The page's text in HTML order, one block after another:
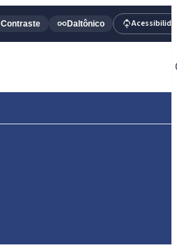
Contraste Daltônico